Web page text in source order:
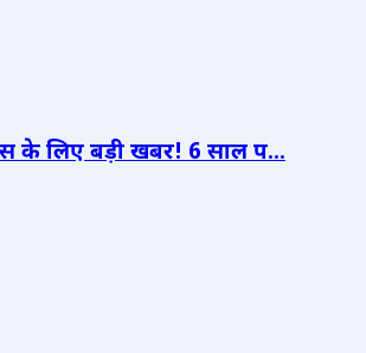
के लिए बड़ी खबर! 6 साल प...